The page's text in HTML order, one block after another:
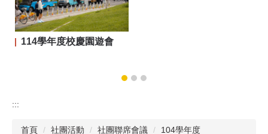
114學年度校慶園遊會
:::
首頁 社團活動 社團聯席會議 104學年度